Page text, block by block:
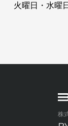
火曜日・水曜
株